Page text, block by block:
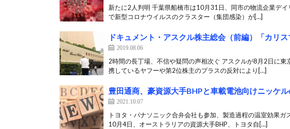
新たに2人判明 千葉県船橋市は10月31日、同市の物流企業デ
で新型コロナウイルスのクラスター（集団感染）が[…]
ドキュメント・アスクル株主総会（前編）「カリ
2019.08.06
2時間の長丁場、不信や疑問の声相次ぐ アスクルが8月2日に
携しているヤフーや第2位株主のプラスの反対により[…]
豊田通商、豪資源大手BHPと車載電池向けニッケ
2021.10.07
トヨタ・パナソニック合弁会社も参加、製造過程の温室効果
10月4日、オーストラリアの資源大手BHP、トヨタ自[…]